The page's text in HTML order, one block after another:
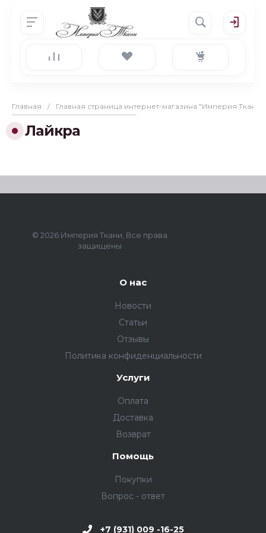
Главная / Главная страница интернет-магазина "Империя Ткани"
Лайкра
© 2026 Империя Ткани, Все права
защищены
О нас
Новости
Статьи
Отзывы
Политика конфиденциальности
Услуги
Оплата
Доставка
Возврат
Помощь
Покупки
Вопрос - ответ
+7 (931) 009 -16-25